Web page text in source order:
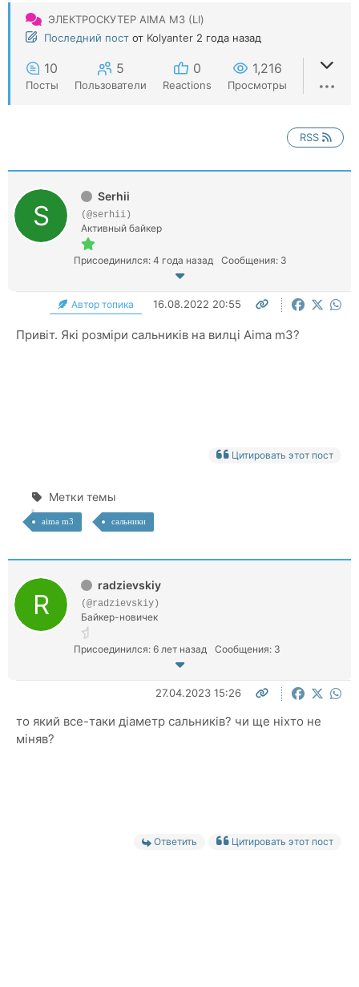
ЭЛЕКТРОСКУТЕР AIMA М3 (LI)
Последний пост от Kolyanter 2 года назад
10
Посты
5
Пользователи
0
Reactions
1,216
Просмотры
RSS
Serhii
(@serhii)
Активный байкер
Присоединился: 4 года назад Сообщения: 3
Автор топика 16.08.2022 20:55
Привіт. Які розміри сальників на вилці Aima m3?
Цитировать этот пост
Метки темы
aima m3 сальники
radzievskiy
(@radzievskiy)
Байкер-новичек
Присоединился: 6 лет назад Сообщения: 3
27.04.2023 15:26
то який все-таки діаметр сальників? чи ще ніхто не
міняв?
Ответить Цитировать этот пост